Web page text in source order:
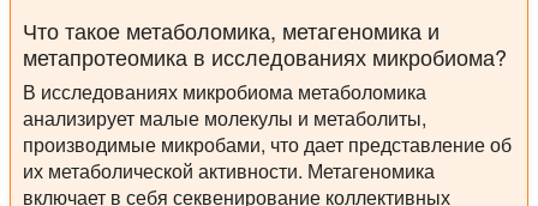
Что такое метаболомика, метагеномика и
метапротеомика в исследованиях микробиома?
В исследованиях микробиома метаболомика
анализирует малые молекулы и метаболиты,
производимые микробами, что дает представление об
их метаболической активности. Метагеномика
включает в себя секвенирование коллективных